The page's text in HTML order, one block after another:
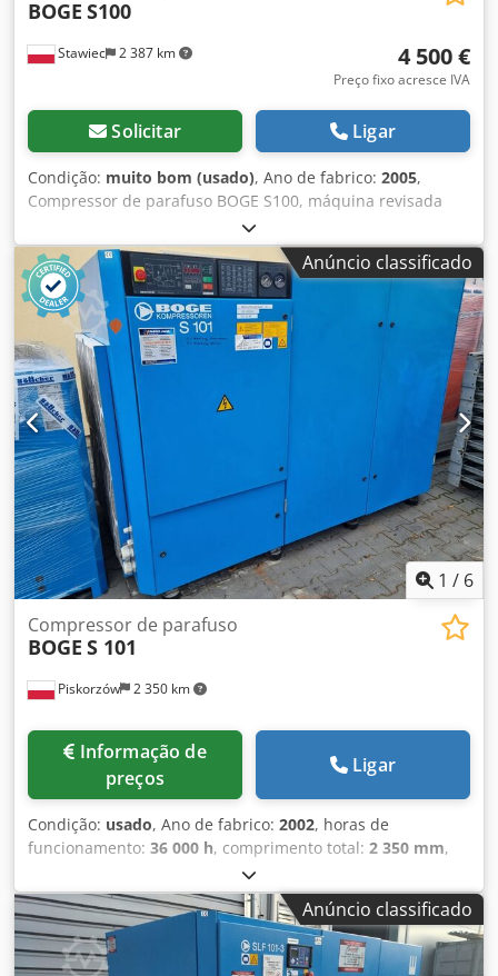
Stawiec 2 387 km
BOGE S100
4 500 €
Preço fixo acresce IVA
Solicitar Ligar
Condição: muito bom (usado), Ano de fabrico: 2005,
Compressor de parafuso BOGE S100, máquina revisada
Dados técnicos: Dcedpfx Aeyfpnmegxjk desempenho: 10,50
m³/min (10.500 L/min); motor com potência de 75 kW;
pressão máxima: 10 bar; horas de trabalho: 12.564 h; ano:
2005 preço líquido: 18.900 PLN preço bruto: 23.247 PLN
Compressor totalmente funcional; garantimos serviço de
assistência.
Anúncio classificado
1 / 6
Piskorzów 2 350 km
Compressor de parafuso
BOGE S 101
preços
Ligar
Condição: usado, Ano de fabrico: 2002, horas de
funcionamento: 36 000 h, comprimento total: 2 350 mm,
, Boge S 101 compressor de
parafuso Ano de fabricação: 2002 Vazão: 13,1 m3/min
Pressão de trabalho: 8 bar Dcedoxfwrxspfx Agxsk Rotação
do motor: 3000/min Potência do motor: 75 + 2,2 kW Horas
de funcionamento: aprox. 36.000 h
Anúncio classificado